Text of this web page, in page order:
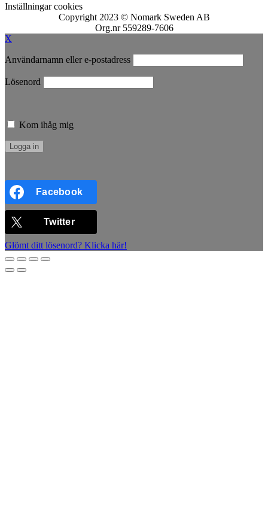
Inställningar cookies
Copyright 2023 © Nomark Sweden AB
Org.nr 559289-7606
X
Användarnamn eller e-postadress
Lösenord
Kom ihåg mig
Facebook
Twitter
Glömt ditt lösenord? Klicka här!